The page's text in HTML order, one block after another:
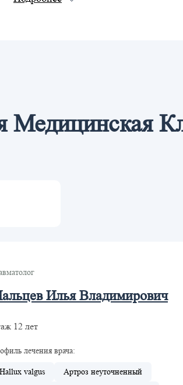
Медицинская
Илья Владимирович
12 лет
лечения врача:
Hallux valgus Артроз неуточненный